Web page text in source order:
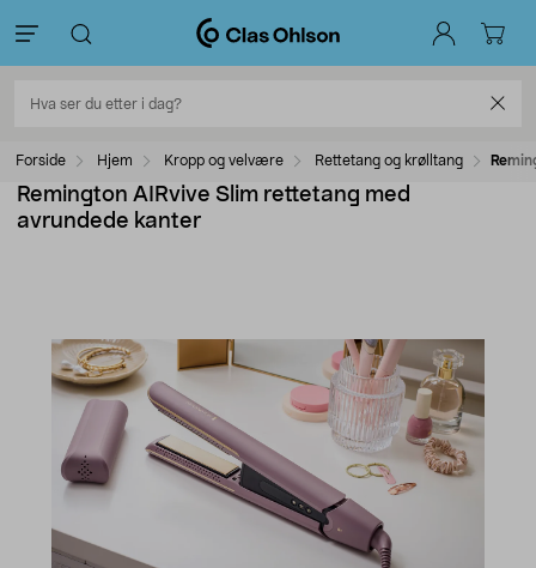
Forside Hjem Kropp og velvære Rettetang og krølltang
Remington AIRvive Slim rettetang med
avrundede kanter